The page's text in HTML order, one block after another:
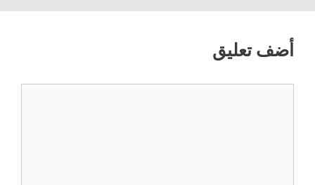
أضف تعليق